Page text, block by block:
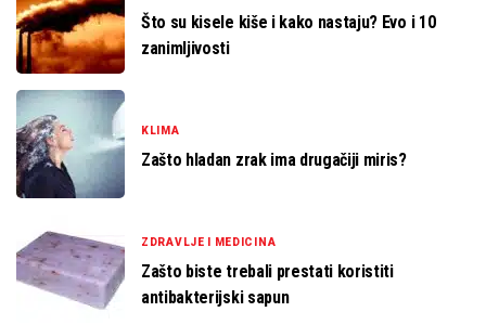
Što su kisele kiše i kako nastaju? Evo i 10
zanimljivosti
KLIMA
Zašto hladan zrak ima drugačiji miris?
ZDRAVLJE I MEDICINA
Zašto biste trebali prestati koristiti
antibakterijski sapun